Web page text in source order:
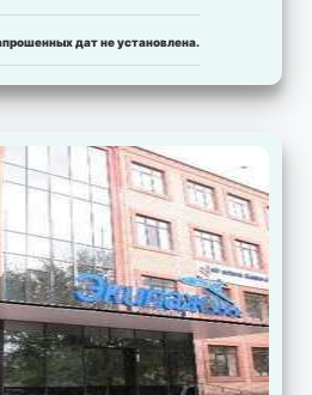
дат не установлена.
дат не установлена.
дат не установлена.